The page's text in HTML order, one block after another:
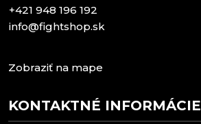
+421 948 196 192
info@fightshop.sk
Zobraziť na mape
KONTAKTNÉ INFORMÁCIE